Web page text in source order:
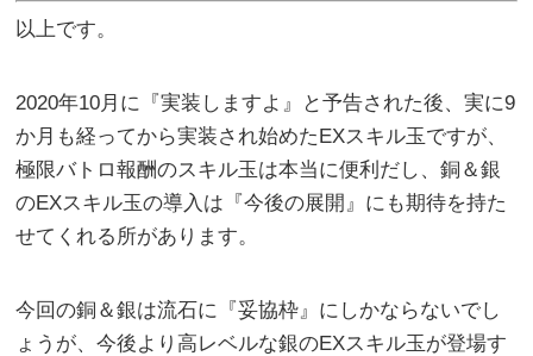
以上です。
2020年10月に『実装しますよ』と予告された後、実に9
か月も経ってから実装され始めたEXスキル玉ですが、
極限バトロ報酬のスキル玉は本当に便利だし、銅＆銀
のEXスキル玉の導入は『今後の展開』にも期待を持た
せてくれる所があります。
今回の銅＆銀は流石に『妥協枠』にしかならないでし
ょうが、今後より高レベルな銀のEXスキル玉が登場す